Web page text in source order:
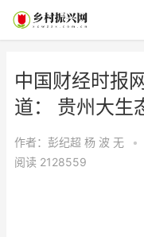
中国财经时报
道： 贵州大生
作者：彭纪超 杨 波 无 •
阅读 2128559